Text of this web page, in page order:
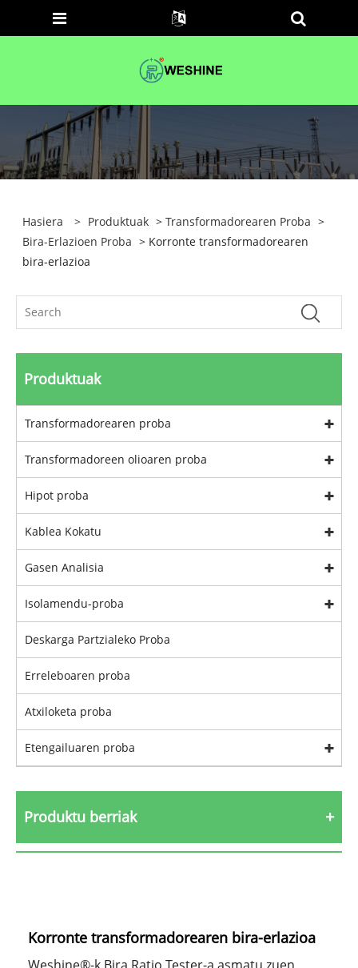
Hasiera > Produktuak >Transformadorearen Proba >
Bira-Erlazioen Proba > Korronte transformadorearen
bira-erlazioa
Produktuak
Transformadorearen proba
Transformadoreen olioaren proba
Hipot proba
Kablea Kokatu
Gasen Analisia
Isolamendu-proba
Deskarga Partzialeko Proba
Erreleboaren proba
Atxiloketa proba
Etengailuaren proba
Produktu berriak
Korronte transformadorearen bira-erlazioa